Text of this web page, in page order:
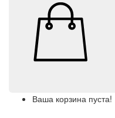
Ваша корзина пуста!